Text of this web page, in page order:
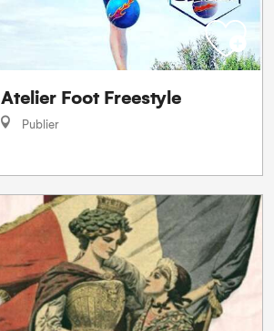
Atelier Foot Freestyle
Publier